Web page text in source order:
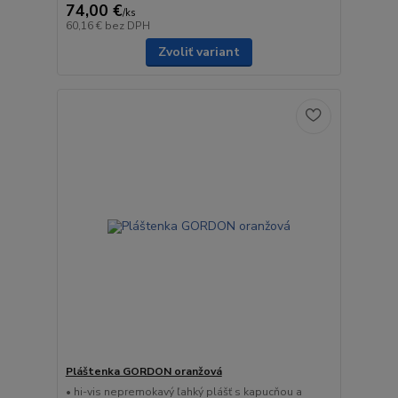
74,00 €/ks
60,16 € bez DPH
Zvoliť variant
Pláštenka GORDON oranžová
• hi-vis nepremokavý ľahký plášť s kapucňou a